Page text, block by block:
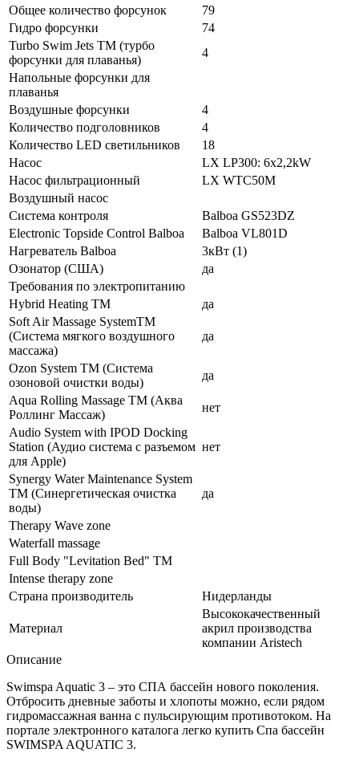
Общее количество форсунок
79
Гидро форсунки
74
Turbo Swim Jets ТМ (турбо
форсунки для плаванья)
4
Напольные форсунки для
плаванья
Воздушные форсунки
4
Количество подголовников
4
Количество LED светильников
18
Насос
LX LP300: 6х2,2kW
Насос фильтрационный
LX WTC50M
Воздушный насос
Система контроля
Balboa GS523DZ
Electronic Topside Control Balboa
Balboa VL801D
Нагреватель Balboa
3кВт (1)
Oзонатор (CША)
да
Требования по электропитанию
Hybrid Heating TM
да
Soft Air Massage SystemТМ
(Система мягкого воздушного
массажа)
да
Ozon System ТМ (Система
озоновой очистки воды)
да
Aqua Rolling Massage TM (Аква
Роллинг Массаж)
нет
Audio System with IPOD Docking
Station (Аудио система с разъемом
для Apple)
нет
Synergy Water Maintenance System
ТМ (Синергетическая очистка
воды)
да
Therapy Wave zone
Waterfall massage
Full Body "Levitation Bed" TM
Intense therapy zone
Страна производитель
Нидерланды
Материал
Высококачественный
акрил производства
компании Aristech
Описание
Swimspa Aquatic 3 – это СПА бассейн нового поколения.
Отбросить дневные заботы и хлопоты можно, если рядом
гидромассажная ванна с пульсирующим противотоком. На
портале электронного каталога легко купить Спа бассейн
SWIMSPA AQUATIC 3.